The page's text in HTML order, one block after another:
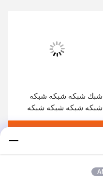
شبك شبكه شبكه شبكه
شبكه شبكه شبكه شبكه
شبكه شبكه شبكه شبكه
شبكه شبكه شبكه شبكه
شبكه شبكه شبكه